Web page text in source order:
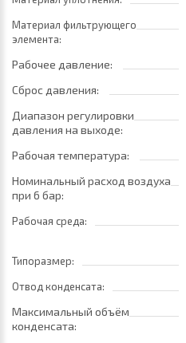
Материал фильтрующего
элемента:
Рабочее давление:
Сброс давления:
Диапазон регулировки
давления на выходе:
Рабочая температура:
Номинальный расход воздуха
при 6 бар:
Рабочая среда:
Типоразмер:
Отвод конденсата:
Максимальный объём
конденсата: